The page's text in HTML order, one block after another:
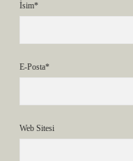
İsim*
E-Posta*
Web Sitesi